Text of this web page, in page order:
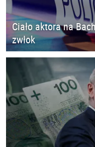
Ciało aktora na
zwłok